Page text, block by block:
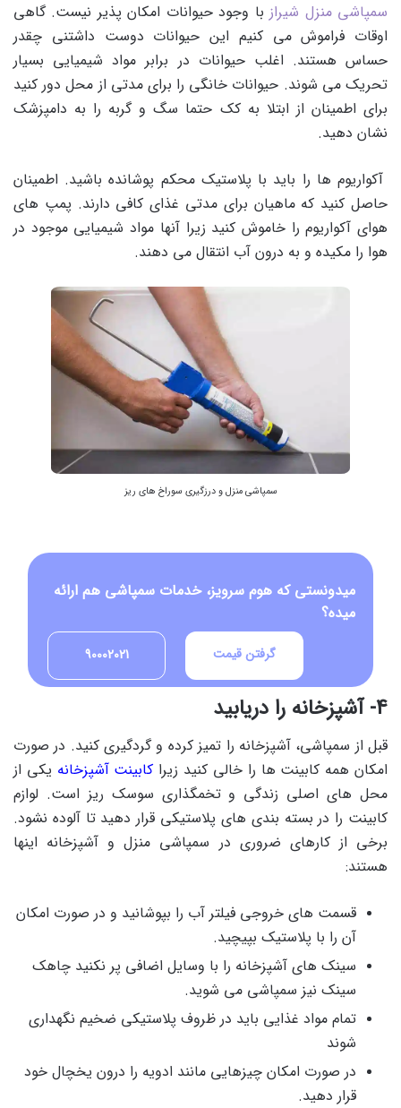
سمپاشی منزل شیرازبا وجود حیوانات امکان پذیر نیست. گاهی
اوقات فراموش می کنیم این حیوانات دوست داشتنی چقدر
حساس هستند. اغلب حیوانات در برابر مواد شیمیایی بسیار
تحریک می شوند. حیوانات خانگی را برای مدتی از محل دور کنید
برای اطمینان از ابتلا به کک حتما سگ و گربه را به دامپزشک
نشان دهید.
آکواریوم ها را باید با پلاستیک محکم پوشانده باشید. اطمینان
حاصل کنید که ماهیان برای مدتی غذای کافی دارند. پمپ های
هوای آکواریوم را خاموش کنید زیرا آنها مواد شیمیایی موجود در
هوا را مکیده و به درون آب انتقال می دهند.
سمپاشی منزل و درزگیری سوراخ های ریز
میدونستی که هوم سرویز، خدمات سمپاشی هم ارائه
میده؟
90002021 گرفتن قیمت
4- آشپزخانه را دریابید
قبل از سمپاشی، آشپزخانه را تمیز کرده و گردگیری کنید. در صورت
امکان همه کابینت ها را خالی کنید زیرا کابینت آشپزخانه یکی از
محل های اصلی زندگی و تخمگذاری سوسک ریز است. لوازم
کابینت را در بسته بندی های پلاستیکی قرار دهید تا آلوده نشود.
برخی از کارهای ضروری در سمپاشی منزل و آشپزخانه اینها
هستند:
قسمت های خروجی فیلتر آب را بپوشانید و در صورت امکان
آن را با پلاستیک بپیچید.
سینک های آشپزخانه را با وسایل اضافی پر نکنید چاهک
سینک نیز سمپاشی می شوید.
تمام مواد غذایی باید در ظروف پلاستیکی ضخیم نگهداری
شوند
در صورت امکان چیزهایی مانند ادویه را درون یخچال خود
قرار دهید.